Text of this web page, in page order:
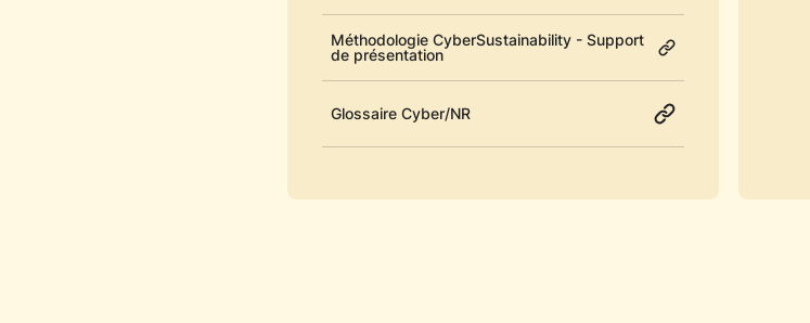
Méthodologie CyberSustainability - Support
de présentation
Glossaire Cyber/NR